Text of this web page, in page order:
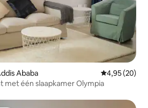
Ababa Gemiddelde
4,95 (20)
met één slaapkamer Olympia